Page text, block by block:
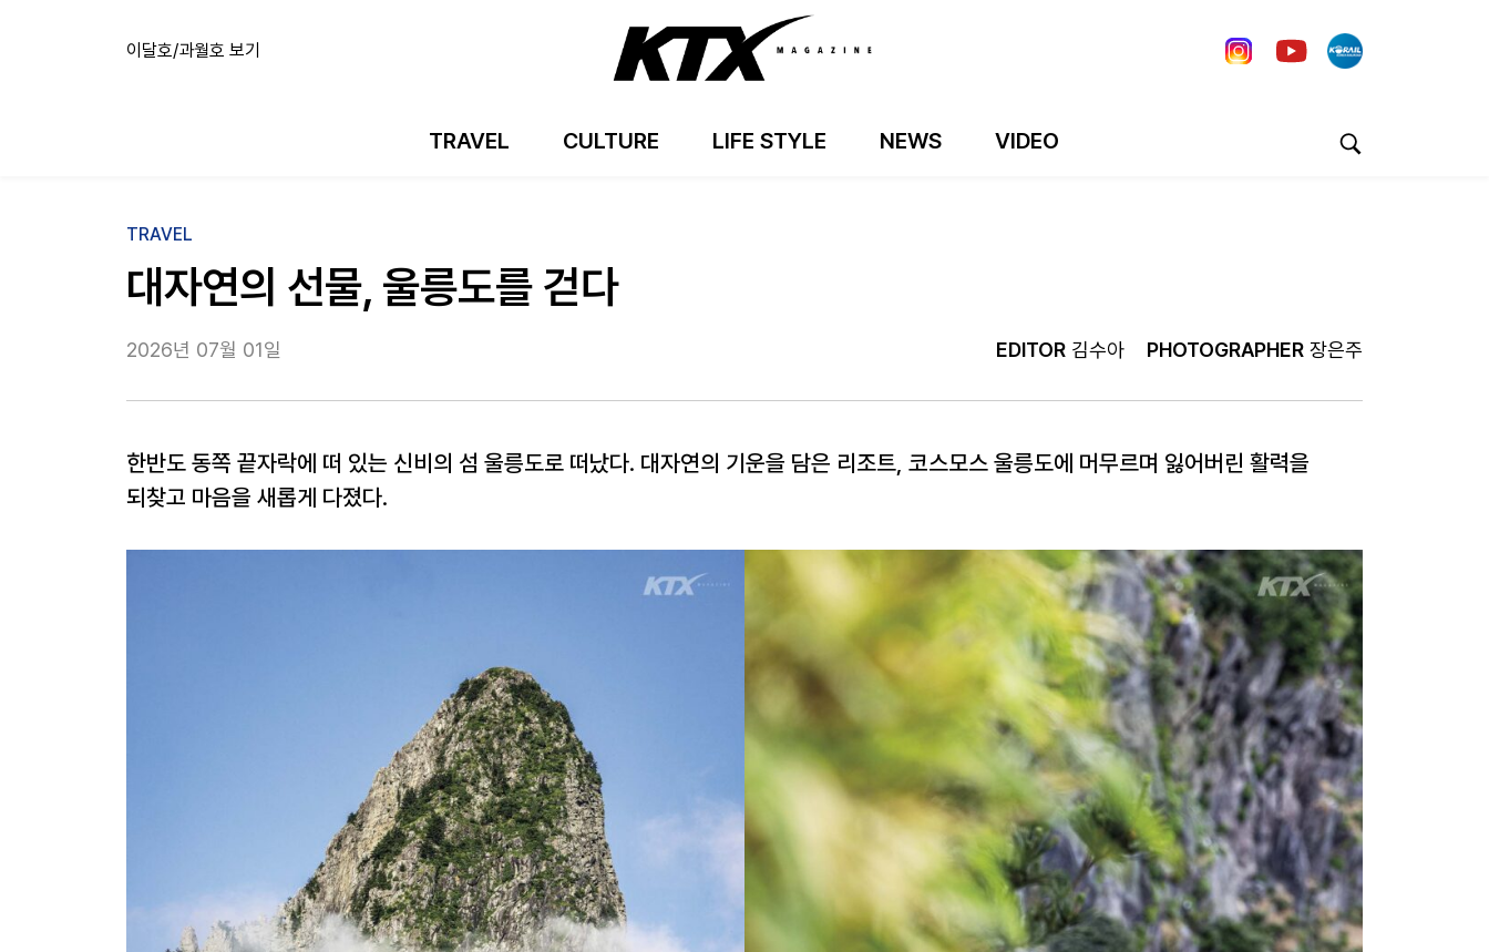
이달호/과월호 보기
TRAVEL CULTURE LIFE STYLE NEWS VIDEO
TRAVEL
대자연의 선물, 울릉도를 걷다
2026년 07월 01일 EDITOR 김수아 PHOTOGRAPHER 장은주
한반도 동쪽 끝자락에 떠 있는 신비의 섬 울릉도로 떠났다. 대자연의 기운을 담은 리조트, 코스모스 울릉도에 머무르며 잃어버린 활력을
되찾고 마음을 새롭게 다졌다.